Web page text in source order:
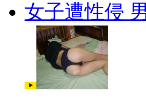
女子遭性侵